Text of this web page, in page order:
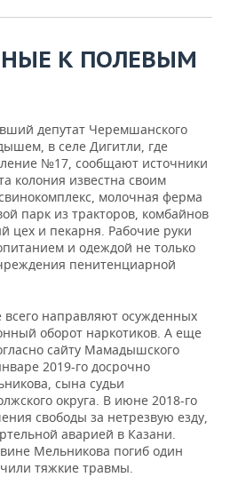
К ПОЛЕВЫМ
депутат Черемшанского
в селе Дигитли, где
№17, сообщают источники
колония известна своим
молочная ферма
парк из тракторов, комбайнов
цех и пекарня. Рабочие руки
и одеждой не только
пенитенциарной
направляют осужденных
оборот наркотиков. А еще
сайту Мамадышского
2019-го досрочно
сына судьи
округа. В июне 2018-го
свободы за нетрезвую езду,
аварией в Казани.
Мельникова погиб один
тяжкие травмы.